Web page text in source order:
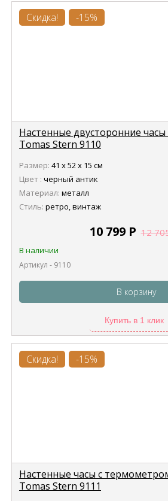
Скидка! -15%
Настенные двусторонние
Tomas Stern 9110
Размер: 41 х 52 х 15 см
Цвет : черный антик
Материал: металл
Стиль: ретро, винтаж
10 799 Р 12
В наличии
Артикул - 9110
В корзину
Купить в 1 клик
Скидка! -15%
Настенные часы с
Tomas Stern 9111